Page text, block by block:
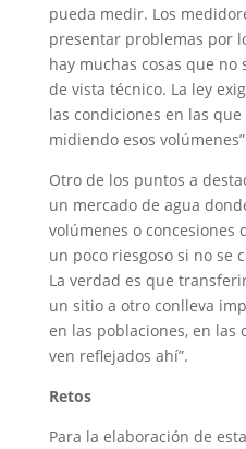
pueda medir. Los
presentar problemas por
hay muchas cosas que
de vista técnico. La ley
las condiciones en las
midiendo esos
Otro de los puntos a
un mercado de agua
volúmenes o concesiones
un poco riesgoso si no se
La verdad es que
un sitio a otro conlleva
en las poblaciones, en las
ven reflejados ahí”.
Retos
Para la elaboración de